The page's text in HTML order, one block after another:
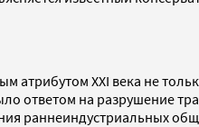
атрибутом XXI века не
ответом на
раннеиндустриальных